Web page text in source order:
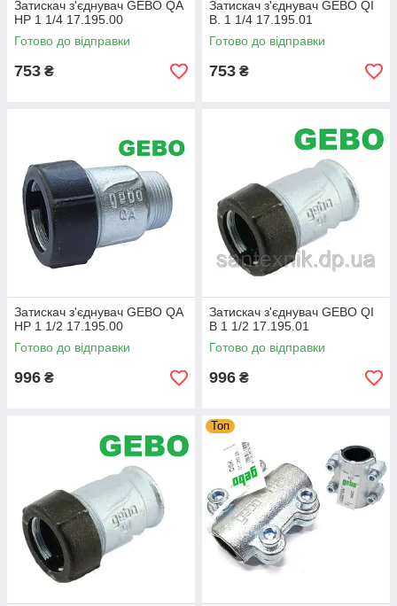
Затискач з'єднувач GEBO QA
НР 1 1/4 17.195.00
Готово до відправки
753 ₴
Затискач з'єднувач GEBO QI
В. 1 1/4 17.195.01
Готово до відправки
753 ₴
Затискач з'єднувач GEBO QA
НР 1 1/2 17.195.00
Готово до відправки
996 ₴
Затискач з'єднувач GEBO QI
В 1 1/2 17.195.01
Готово до відправки
996 ₴
Топ